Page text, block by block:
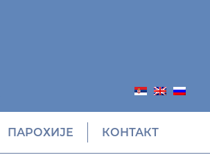
ПАРОХИЈЕ КОНТАКТ